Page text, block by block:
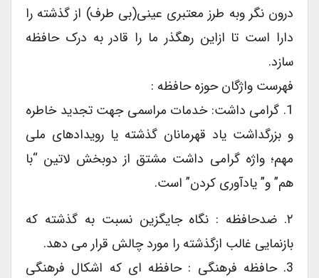
درون نگر وبه طرز معتبری عینی(بی طرف) از گذشته را
دارا است تا ازاین رهگذر ما را قادر به درک حافظه
سازد.
فهرست واژگان حوزه حافظه :
1. گرامی داشت: خدمات مراسمی جهت تجدید خاطره
و بزرگداشت یاد قهرمانان گذشته یا رویدادهای ملی
مهم؛ واژه گرامی داشت مشتق از دوبخش لاتین “با
هم” و” یادآوری کردن” است.
۲. ضدحافظه : نگاه جایگزین نسبت به گذشته که
بازنمایی غالب ازگذشته را مورد چالش قرار می دهد.
3. حافظه فرهنگی : حافظه ای که اشکال فرهنگی